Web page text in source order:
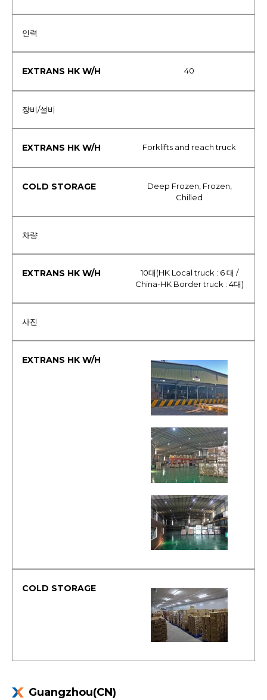
인력
40
장비/설비
Forklifts and reach truck
Deep Frozen, Frozen,
Chilled
차량
10대(HK Local truck : 6 대 /
China-HK Border truck : 4대)
사진
Guangzhou(CN)